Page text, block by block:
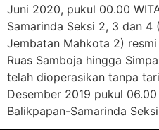
Juni 2020, pukul 00.00
Samarinda Seksi 2, 3 dan 4
Jembatan Mahkota 2)
Ruas Samboja hingga
telah dioperasikan tanpa
Desember 2019 pukul 06.00
Balikpapan-Samarinda